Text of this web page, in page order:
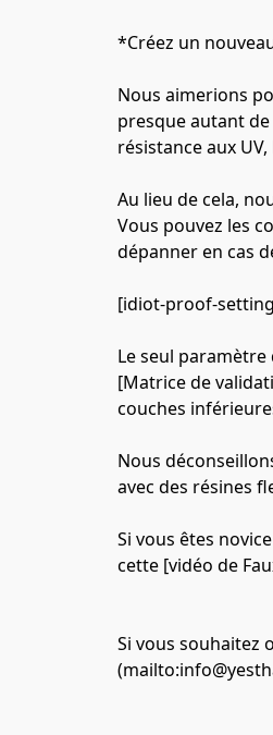
*Créez un
Nous aimerions
presque autant
résistance aux
Au lieu de cela,
Vous pouvez les
dépanner en cas
[idiot-proof-
Le seul
[Matrice de
couches
Nous
avec des résines
Si vous êtes
cette [vidéo de
Si vous souhaitez
(mailto: